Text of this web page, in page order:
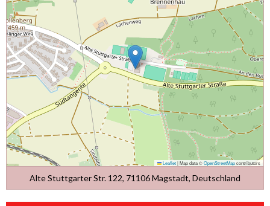
Leaflet|Map data ©OpenStreetMapcontributors
Alte Stuttgarter Str. 122, 71106 Magstadt, Deutschland